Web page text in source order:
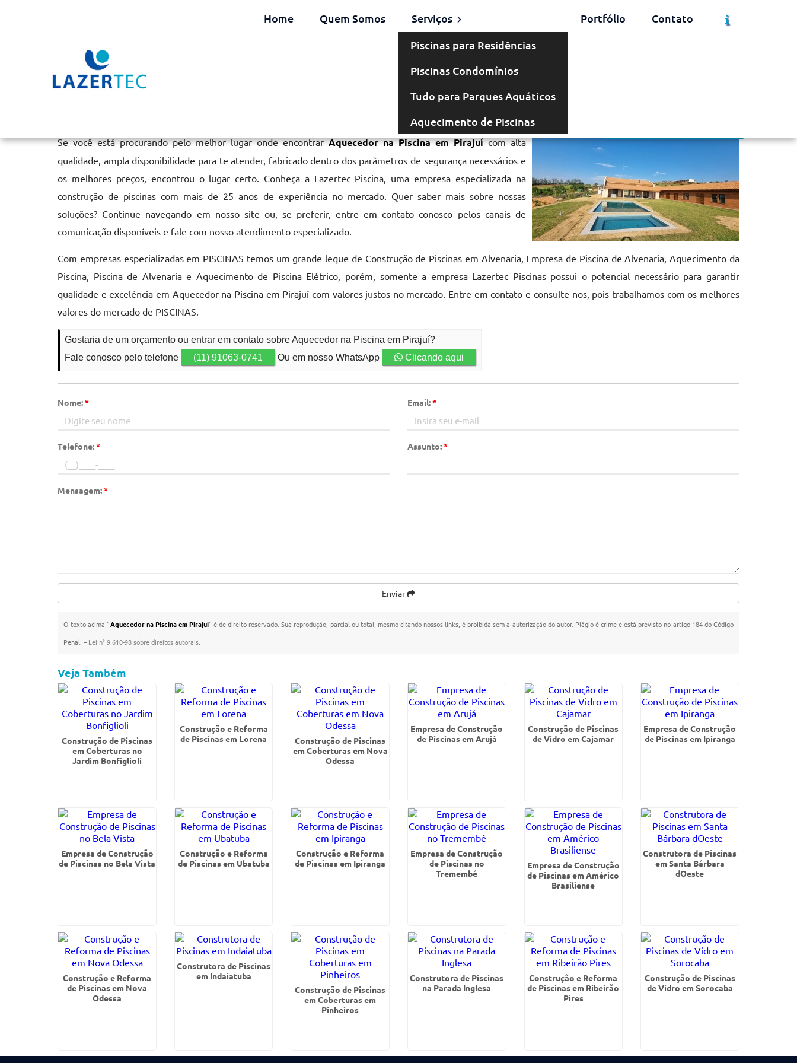
Home Quem Somos
Serviços
Piscinas para Residências
Piscinas Condomínios
Tudo para Parques Aquáticos
Aquecimento de Piscinas
Portfólio Contato
Aquecedor na Piscina em Pirajuí
Se você está procurando pelo melhor lugar onde encontrarAquecedor na Piscina em Pirajuícom alta
qualidade, ampla disponibilidade para te atender, fabricado dentro dos parâmetros de segurança necessários e
os melhores preços, encontrou o lugar certo. Conheça a Lazertec Piscina, uma empresa especializada na
construção de piscinas com mais de 25 anos de experiência no mercado. Quer saber mais sobre nossas
soluções? Continue navegando em nosso site ou, se preferir, entre em contato conosco pelos canais de
comunicação disponíveis e fale com nosso atendimento especializado.
Com empresas especializadas em PISCINAS temos um grande leque de Construção de Piscinas em Alvenaria, Empresa de Piscina de Alvenaria, Aquecimento da
Piscina, Piscina de Alvenaria e Aquecimento de Piscina Elétrico, porém, somente a empresa Lazertec Piscinas possui o potencial necessário para garantir
qualidade e excelência em Aquecedor na Piscina em Pirajuí com valores justos no mercado. Entre em contato e consulte-nos, pois trabalhamos com os melhores
valores do mercado de PISCINAS.
Gostaria de um orçamento ou entrar em contato sobre Aquecedor na Piscina em Pirajuí?
Fale conosco pelo telefone
(11) 91063-0741 Ou em nosso WhatsApp Clicando aqui
Nome:* Email:*
Telefone:* Assunto:*
Mensagem:*
Enviar
O texto acima "Aquecedor na Piscina em Pirajuí" é de direito reservado. Sua reprodução, parcial ou total, mesmo citando nossos links, é proibida sem a autorização do autor. Plágio é crime e está previsto no artigo 184 do Código
Penal. –Lei n° 9.610-98 sobre direitos autorais
Veja Também
Construção de Piscinas
em Coberturas no
Jardim Bonfiglioli
Construção e Reforma
de Piscinas em Lorena
Construção de Piscinas
em Coberturas em Nova
Odessa
Empresa de Construção
de Piscinas em Arujá
Construção de Piscinas
de Vidro em Cajamar
Empresa de Construção
de Piscinas em Ipiranga
Empresa de Construção
de Piscinas no Bela Vista
Construção e Reforma
de Piscinas em Ubatuba
Construção e Reforma
de Piscinas em Ipiranga
Empresa de Construção
de Piscinas no
Tremembé
Empresa de Construção
de Piscinas em Américo
Brasiliense
Construtora de Piscinas
em Santa Bárbara
dOeste
Construção e Reforma
de Piscinas em Nova
Odessa
Construtora de Piscinas
em Indaiatuba
Construção de Piscinas
em Coberturas em
Pinheiros
Construtora de Piscinas
na Parada Inglesa
Construção e Reforma
de Piscinas em Ribeirão
Pires
Construção de Piscinas
de Vidro em Sorocaba